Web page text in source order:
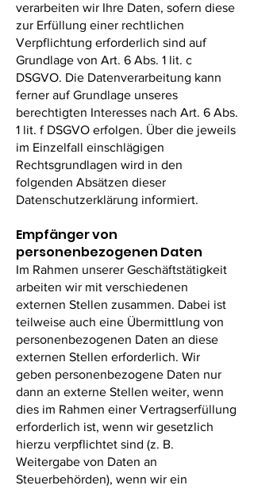
verarbeiten wir Ihre Daten, sofern diese
zur Erfüllung einer rechtlichen
Verpflichtung erforderlich sind auf
Grundlage von Art. 6 Abs. 1 lit. c
DSGVO. Die Datenverarbeitung kann
ferner auf Grundlage unseres
berechtigten Interesses nach Art. 6 Abs.
1 lit. f DSGVO erfolgen. Über die jeweils
im Einzelfall einschlägigen
Rechtsgrundlagen wird in den
folgenden Absätzen dieser
Datenschutzerklärung informiert.
Empfänger von
personenbezogenen Daten
Im Rahmen unserer Geschäftstätigkeit
arbeiten wir mit verschiedenen
externen Stellen zusammen. Dabei ist
teilweise auch eine Übermittlung von
personenbezogenen Daten an diese
externen Stellen erforderlich. Wir
geben personenbezogene Daten nur
dann an externe Stellen weiter, wenn
dies im Rahmen einer Vertragserfüllung
erforderlich ist, wenn wir gesetzlich
hierzu verpflichtet sind (z. B.
Weitergabe von Daten an
Steuerbehörden), wenn wir ein